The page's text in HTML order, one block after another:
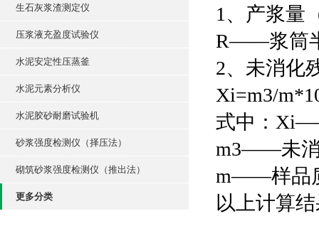
生石灰浆渣测定仪
压浆液充盈度试验仪
水泥安定性压蒸釜
水泥元素分析仪
水泥胶砂耐磨试验机
砂浆强度检测仪（择压法）
砌筑砂浆强度检测仪（推出法）
更多分类
1、产浆量
R——浆筒
2、未消化
Xi=m3/
式中：
m3——未消
m——样品
以上计算